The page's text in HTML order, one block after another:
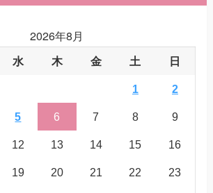
2026年8月
水 木 金 土 日
1 2
5 6 7 8 9
12 13 14 15 16
19 20 21 22 23